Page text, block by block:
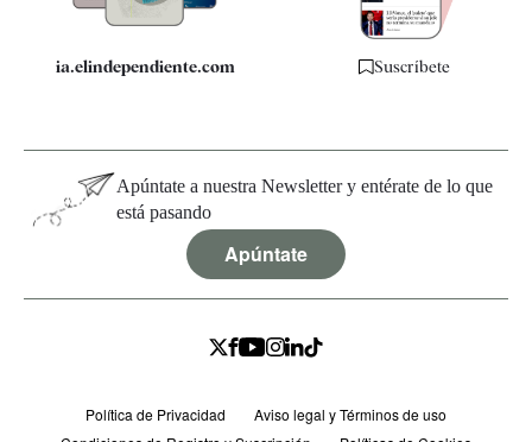
ia.elindependiente.com Suscríbete
Apúntate a nuestra Newsletter y entérate de lo que
está pasando
Apúntate
Política de Privacidad
Aviso legal y Términos de uso